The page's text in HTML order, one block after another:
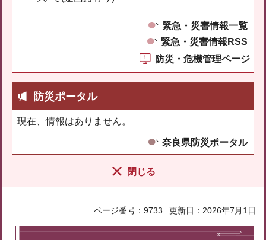
緊急・災害情報一覧
緊急・災害情報RSS
防災・危機管理ページ
防災ポータル
現在、情報はありません。
奈良県防災ポータル
閉じる
ページ番号：9733 更新日：2026年7月1日